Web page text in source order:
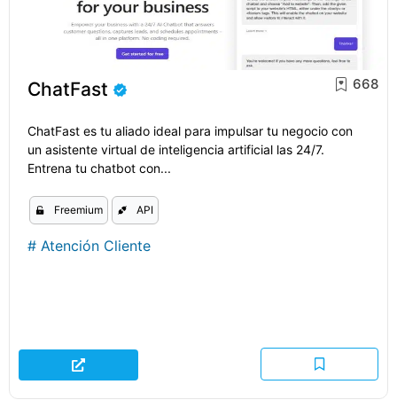
ChatFast 668
ChatFast es tu aliado ideal para impulsar tu negocio con
un asistente virtual de inteligencia artificial las 24/7.
Entrena tu chatbot con...
Freemium API
# Atención Cliente